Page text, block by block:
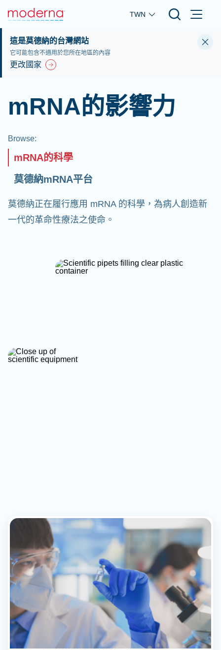
Skip to main content
TWN
這是莫德納的台灣網站
它可能包含不適用於您所在地區的內容
更改國家
mRNA的影響力
Browse:
mRNA的科學
莫德納mRNA平台
莫德納正在履行應用 mRNA 的科學，為病人創造新
一代的革命性療法之使命。